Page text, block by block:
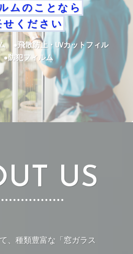
ムのことなら
せください
●飛散防止・UVカットフィル
防犯フィルム
US
、種類豊富な「窓ガラス